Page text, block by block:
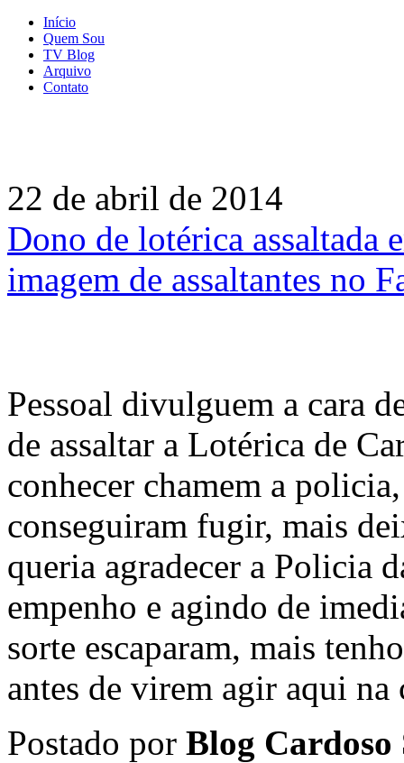
Início
Quem Sou
TV Blog
Arquivo
Contato
22 de abril de 2014
Dono de lotérica assaltada
imagem de assaltantes no
Pessoal divulguem a cara
de assaltar a Lotérica de
conhecer chamem a
conseguiram fugir, mais
queria agradecer a Policia
empenho e agindo de
sorte escaparam, mais
antes de virem agir aqui na
Postado por Blog Cardoso